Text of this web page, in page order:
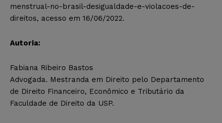
menstrual-no-brasil-desigualdade-e-violacoes-de-
direitos, acesso em 16/06/2022.
Autoria:
Fabiana Ribeiro Bastos
Advogada. Mestranda em Direito pelo Departamento
de Direito Financeiro, Econômico e Tributário da
Faculdade de Direito da USP.